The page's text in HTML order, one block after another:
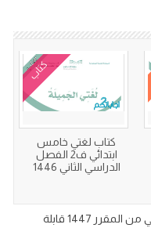
كتاب
كتاب لغتي خامس
ابتدائي ف2 الفصل
الدراسي الثاني 1446
اختبار الفترة الأولى مادة لغتي للصف الخامس الابتدائي الفصل الدراسي الثاني تحميل أسئلة امتحان لغتي خامس ابتدائي الفترة الأولى الجزء الثاني من المقرر 1447 قابلة